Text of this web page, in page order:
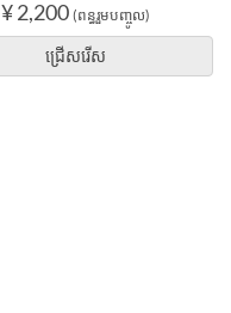
¥ 2,200 (ពន្ធរួមបញ្ចូល)
ជ្រើសរើស